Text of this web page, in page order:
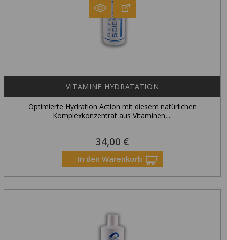
VITAMINE HYDRATATION
Optimierte Hydration Action mit diesem natürlichen
Komplexkonzentrat aus Vitaminen,...
Preis
34,00 €
In den Warenkorb